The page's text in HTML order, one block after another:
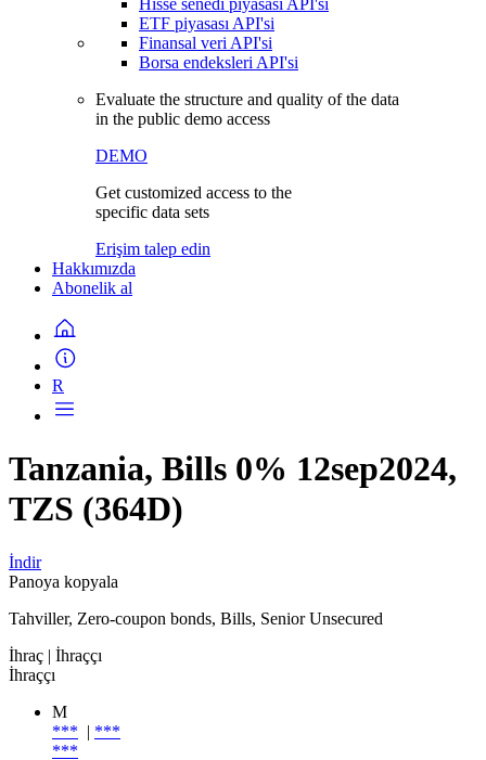
Hisse senedi piyasası API'si
ETF piyasası API'si
Finansal veri API'si
Borsa endeksleri API'si
Evaluate the structure and quality of the data
in the public demo access
DEMO
Get customized access to the
specific data sets
Erişim talep edin
Hakkımızda
Abonelik al
R
Tanzania, Bills 0% 12sep2024,
TZS (364D)
İndir
Panoya kopyala
Tahviller, Zero-coupon bonds, Bills, Senior Unsecured
İhraç | İhraççı
İhraççı
M
*** | ***
***